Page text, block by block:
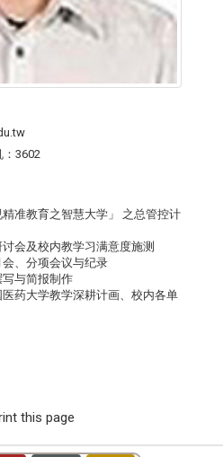
：3602
准教育之智慧大学」 之总管控计
会及校内教学习满意度施测
、分项会议与纪录
与简报制作
药大学教学深耕计画、校内各单
this page